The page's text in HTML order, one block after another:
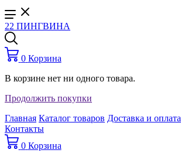
22 ПИНГВИНА
0 Корзина
В корзине нет ни одного товара.
Продолжить покупки
Главная Каталог товаров Доставка и оплата
Контакты
0 Корзина